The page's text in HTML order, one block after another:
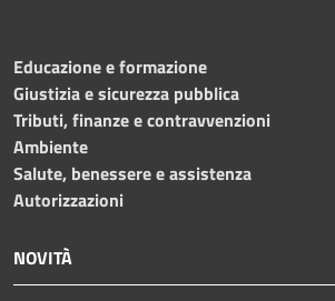
Educazione e formazione
Giustizia e sicurezza pubblica
Tributi, finanze e contravvenzioni
Ambiente
Salute, benessere e assistenza
Autorizzazioni
NOVITÀ